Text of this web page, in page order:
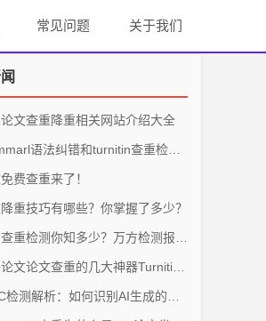
常见问题 关于我们
文查重降重相关网站介绍大全
费查重来了！
重技巧有哪些？你掌握了多少？